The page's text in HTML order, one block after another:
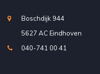
Boschdijk 944
5627 AC Eindhoven
040-741 00 41